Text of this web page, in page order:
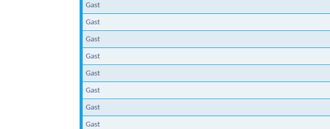
Gast
Gast
Gast
Gast
Gast
Gast
Gast
Gast